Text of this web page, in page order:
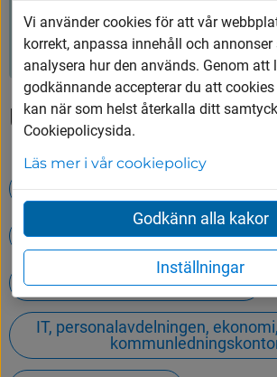
Ja Nej
Upptäck mer
Öppettider på Tumbergs ÅVC
Avfall och återvinning Våra
Lediga jobb i Vårgårda kommun
IT, personalavdelningen,
Vi använder cookies för att vår
korrekt, anpassa innehåll och
analysera hur den används. Genom att
godkännande accepterar du att
kan när som helst återkalla ditt
Cookiepolicysida.
Läs mer i vår cookiepolicy
Godkänn alla kakor
Inställningar